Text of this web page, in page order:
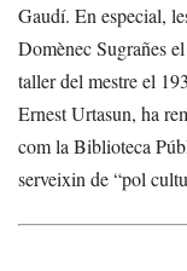
Gaudí. En especial,
Domènec Sugrañes
taller del mestre el
Ernest Urtasun, ha
com la Biblioteca
serveixin de “pol